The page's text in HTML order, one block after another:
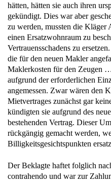
hätten, hätten sie auch ihren
gekündigt. Dies war aber
zu werden, mussten die Kläger
einen Ersatzwohnraum zu
Vertrauensschadens zu
die für den neuen Makler
Maklerkosten für den Zeugen
aufgrund der erforderlichen
angemessen. Zwar wären den
Mietvertrages zunächst gar
kündigten sie aufgrund des
bestehenden Vertrag. Dieser
rückgängig gemacht werden,
Billigkeitsgesichtspunkten
Der Beklagte haftet folglich
contrahendo und war zur